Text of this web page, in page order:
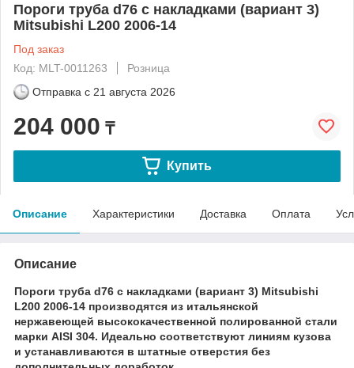
Пороги труба d76 с накладками (вариант 3)
Mitsubishi L200 2006-14
Под заказ
Код: MLT-0011263
Розница
Отправка с 21 августа 2026
204 000 ₸
Купить
Описание Характеристики Доставка Оплата
Описание
Пороги труба d76 с накладками (вариант 3) Mitsubishi
L200 2006-14 производятся из итальянской
нержавеющей высококачественной полированной стали
марки AISI 304. Идеально соответствуют линиям кузова
и устанавливаются в штатные отверстия без